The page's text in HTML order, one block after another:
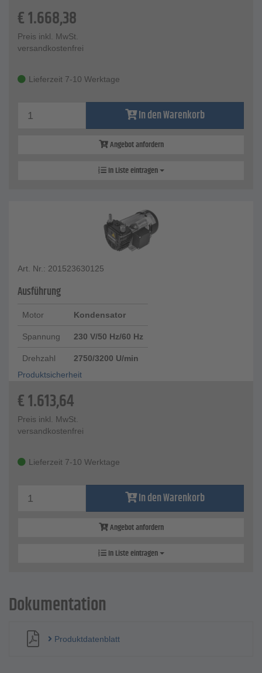
€1.668,38
Preis inkl. MwSt.
versandkostenfrei
Lieferzeit 7-10 Werktage
In den Warenkorb
Angebot anfordern
In Liste eintragen
Art. Nr.: 201523630125
Ausführung
Motor Kondensator
Spannung 230 V/50 Hz/60 Hz
Drehzahl
2750/3200 U/min
Produktsicherheit
€1.613,64
Preis inkl. MwSt.
versandkostenfrei
Lieferzeit 7-10 Werktage
In den Warenkorb
Angebot anfordern
In Liste eintragen
Dokumentation
Produktdatenblatt